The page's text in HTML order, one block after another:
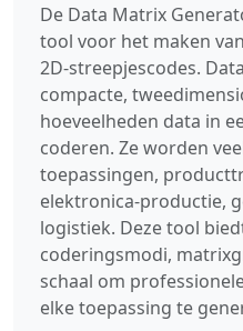
De Data Matrix
tool voor het maken
2D‑streepjescodes.
compacte,
hoeveelheden data in
coderen. Ze worden
toepassingen,
elektronica‑productie,
logistiek. Deze tool
coderingsmodi,
schaal om
elke toepassing te